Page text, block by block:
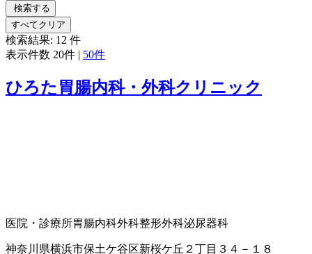
検索する
すべてクリア
検索結果: 12 件
表示件数 20件 | 50件
ひろた胃腸内科・外科クリニック
医院・診療所胃腸内科外科整形外科泌尿器科
神奈川県横浜市保土ケ谷区新桜ケ丘２丁目３４－１８